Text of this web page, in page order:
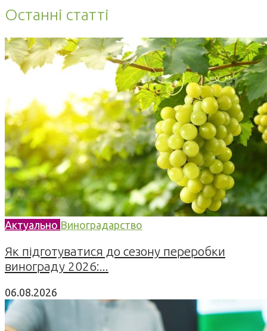
Останні статті
Актуально Виноградарство
Як підготуватися до сезону переробки
винограду 2026:...
06.08.2026